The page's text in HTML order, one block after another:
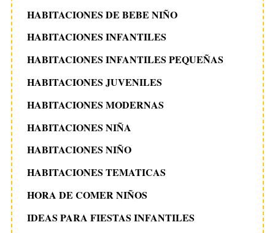
HABITACIONES DE BEBE NIÑO
HABITACIONES INFANTILES
HABITACIONES INFANTILES PEQUEÑAS
HABITACIONES JUVENILES
HABITACIONES MODERNAS
HABITACIONES NIÑA
HABITACIONES NIÑO
HABITACIONES TEMATICAS
HORA DE COMER NIÑOS
IDEAS PARA FIESTAS INFANTILES